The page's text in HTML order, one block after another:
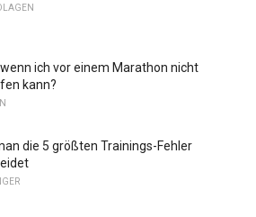
ich vor einem Marathon nicht
kann?
die 5 größten Trainings-Fehler